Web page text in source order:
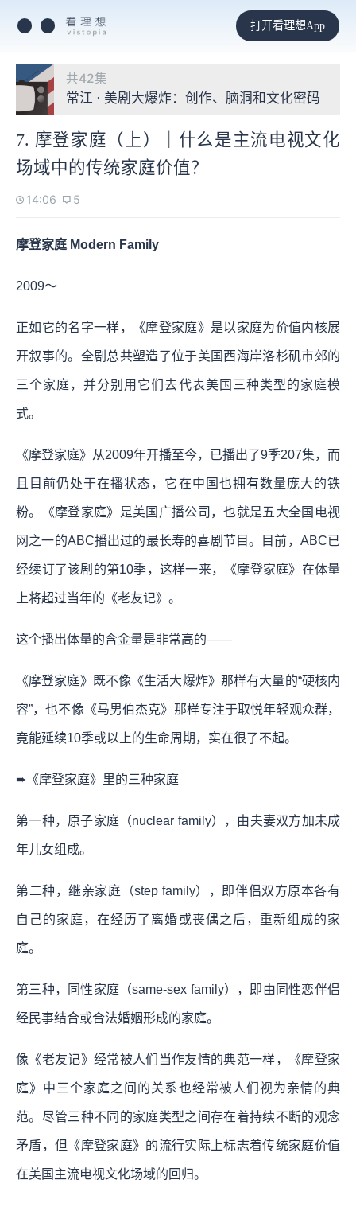
打开看理想App
共42集
常江 · 美剧大爆炸：创作、脑洞和文化密码
7. 摩登家庭（上）｜什么是主流电视文化
场域中的传统家庭价值？
14:06 5
摩登家庭 Modern Family
2009～
正如它的名字一样，《摩登家庭》是以家庭为价值内核展
开叙事的。全剧总共塑造了位于美国西海岸洛杉矶市郊的
三个家庭，并分别用它们去代表美国三种类型的家庭模
式。
《摩登家庭》从2009年开播至今，已播出了9季207集，而
且目前仍处于在播状态，它在中国也拥有数量庞大的铁
粉。《摩登家庭》是美国广播公司，也就是五大全国电视
网之一的ABC播出过的最长寿的喜剧节目。目前，ABC已
经续订了该剧的第10季，这样一来，《摩登家庭》在体量
上将超过当年的《老友记》。
这个播出体量的含金量是非常高的——
《摩登家庭》既不像《生活大爆炸》那样有大量的“硬核内
容”，也不像《马男伯杰克》那样专注于取悦年轻观众群，
竟能延续10季或以上的生命周期，实在很了不起。
➨《摩登家庭》里的三种家庭
第一种，原子家庭（nuclear family），由夫妻双方加未成
年儿女组成。
第二种，继亲家庭（step family），即伴侣双方原本各有
自己的家庭，在经历了离婚或丧偶之后，重新组成的家
庭。
第三种，同性家庭（same-sex family），即由同性恋伴侣
经民事结合或合法婚姻形成的家庭。
像《老友记》经常被人们当作友情的典范一样，《摩登家
庭》中三个家庭之间的关系也经常被人们视为亲情的典
范。尽管三种不同的家庭类型之间存在着持续不断的观念
矛盾，但《摩登家庭》的流行实际上标志着传统家庭价值
在美国主流电视文化场域的回归。